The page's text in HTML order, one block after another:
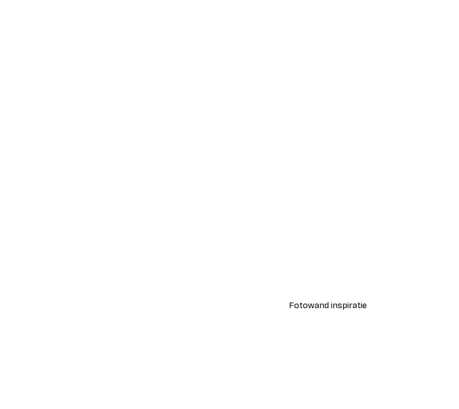
Fotowand inspiratie